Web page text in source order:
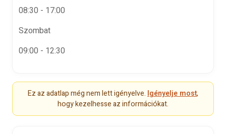
08:30 - 17:00
Szombat
09:00 - 12:30
Ez az adatlap még nem lett igényelve. Igényelje most,
hogy kezelhesse az információkat.